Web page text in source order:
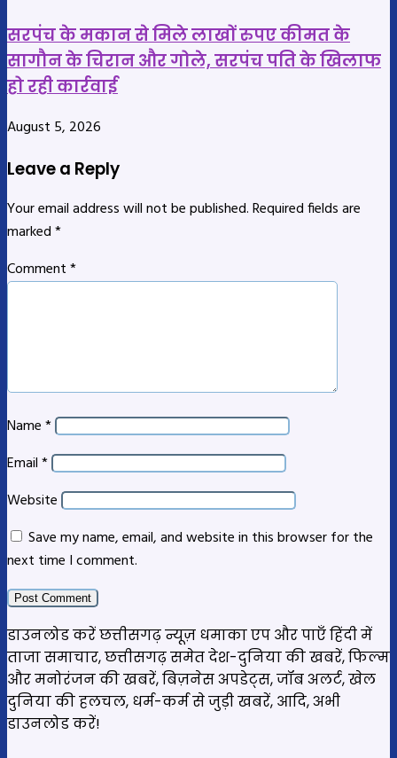
सरपंच के मकान से मिले लाखों रुपए कीमत के
सागौन के चिरान और गोले, सरपंच पति के खिलाफ
हो रही कार्रवाई
August 5, 2026
Leave a Reply
Your email address will not be published.Required fields are
marked*
Comment*
Name*
Email*
Website
Save my name, email, and website in this browser for the
next time I comment.
डाउनलोड करें छत्तीसगढ़ न्यूज़ धमाका एप और पाएँ हिंदी में
ताजा समाचार, छत्तीसगढ़ समेत देश-दुनिया की खबरें, फिल्म
और मनोरंजन की खबरें, बिज़नेस अपडेट्स, जॉब अलर्ट, खेल
दुनिया की हलचल, धर्म-कर्म से जुड़ी खबरें, आदि, अभी
डाउनलोड करें!